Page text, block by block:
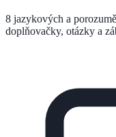
8 jazykových a
doplňovačky, otázky a